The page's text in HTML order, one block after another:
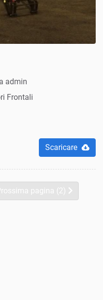
admin
Frontali
Scaricare
pagina (2)